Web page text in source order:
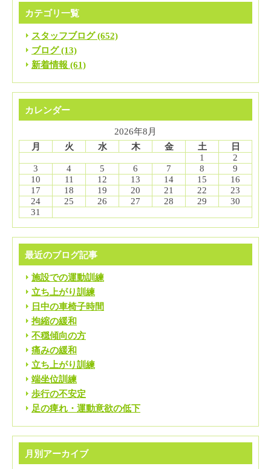
カテゴリ一覧
スタッフブログ (652)
ブログ (13)
新着情報 (61)
カレンダー
2026年8月
月
火 水 木 金 土
日
1
2
3
4 5 6 7 8
9
10
11 12 13 14 15
16
17
18 19 20 21 22
23
24
25 26 27 28 29
30
31
最近のブログ記事
施設での運動訓練
立ち上がり訓練
日中の車椅子時間
拘縮の緩和
不穏傾向の方
痛みの緩和
立ち上がり訓練
端坐位訓練
歩行の不安定
足の痺れ・運動意欲の低下
月別アーカイブ